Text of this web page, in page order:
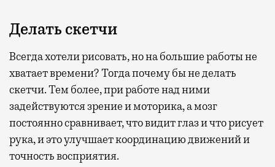
Делать скетчи
Всегда хотели рисовать, но на большие работы не
хватает времени? Тогда почему бы не делать
скетчи. Тем более, при работе над ними
задействуются зрение и моторика, а мозг
постоянно сравнивает, что видит глаз и что рисует
рука, и это улучшает координацию движений и
точность восприятия.